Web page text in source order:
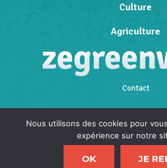
Culture
Agriculture
Contact
Mentions légales
Politique de
Nous utilisons des cookies pour
expérience sur notre
OK JE